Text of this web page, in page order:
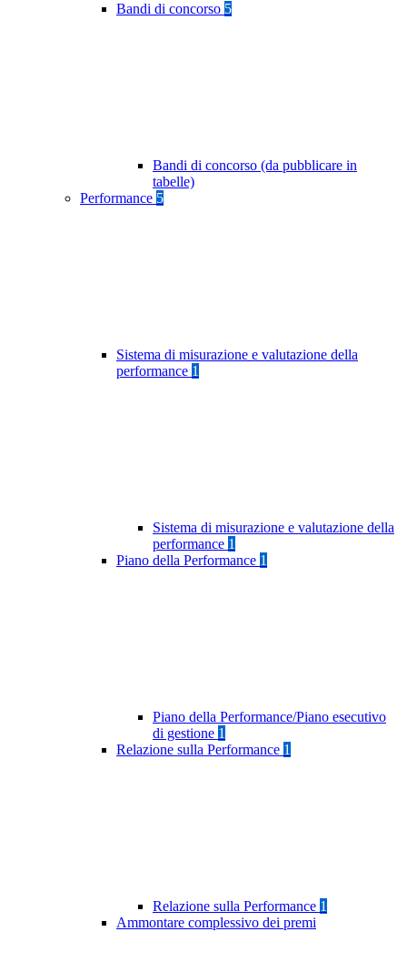
Bandi di concorso 5
Bandi di concorso (da pubblicare in
tabelle)
Performance 5
Sistema di misurazione e valutazione della
performance 1
Sistema di misurazione e valutazione della
performance 1
Piano della Performance 1
Piano della Performance/Piano esecutivo
di gestione 1
Relazione sulla Performance 1
Relazione sulla Performance 1
Ammontare complessivo dei premi